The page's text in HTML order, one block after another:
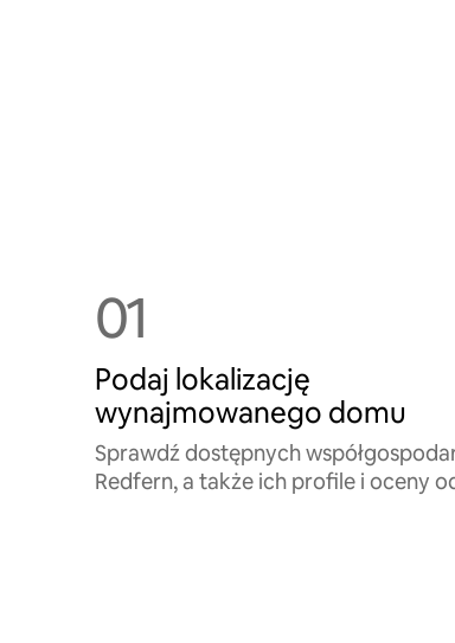
01
Podaj lokalizację
wynajmowanego domu
Sprawdź dostępnych
Redfern, a także ich profile i oceny